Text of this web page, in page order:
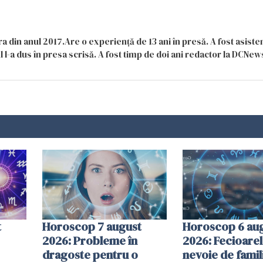
anul 2017.Are o experiență de 13 ani în presă. A fost
dus în presa scrisă. A fost timp de doi ani redactor la
Horoscop 7 august
2026: Probleme în
dragoste pentru o
Horoscop 6
2026:
nevoie de